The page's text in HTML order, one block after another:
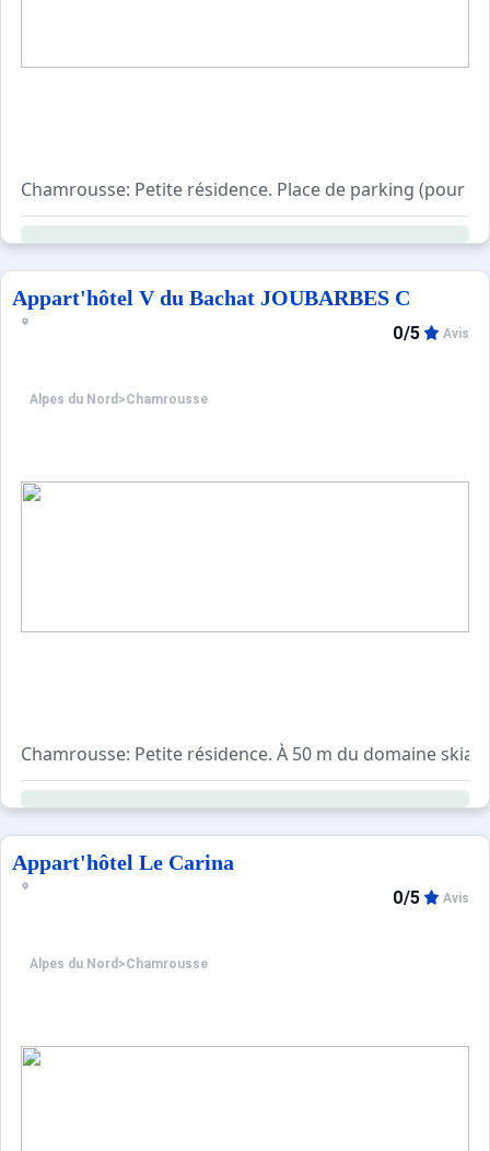
Chamrousse: Petite résidence. Place de parking (pour
Appart'hôtel V du Bachat JOUBARBES C
Alpes du Nord >Chamrousse
0/5 Avis
Chamrousse: Petite résidence. À 50 m du domaine
Appart'hôtel Le Carina
Alpes du Nord >Chamrousse
0/5 Avis